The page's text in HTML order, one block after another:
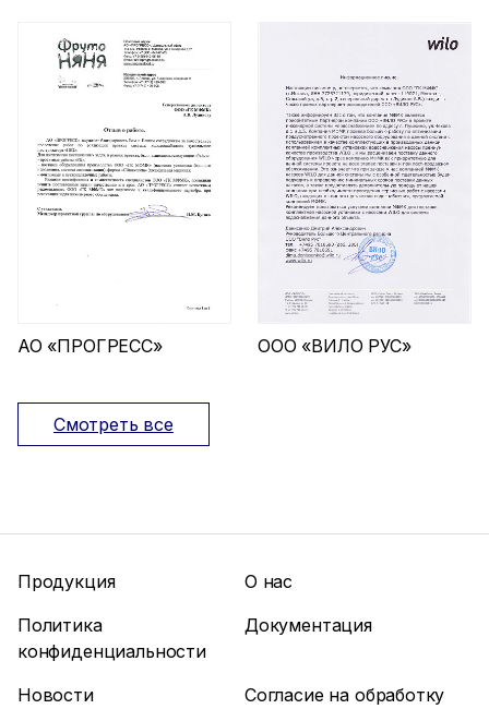
АО «ПРОГРЕСС» ООО «ВИЛО РУС»
Смотреть все
Продукция
О нас
Политика
конфиденциальности
Документация
Новости
Согласие на обработку